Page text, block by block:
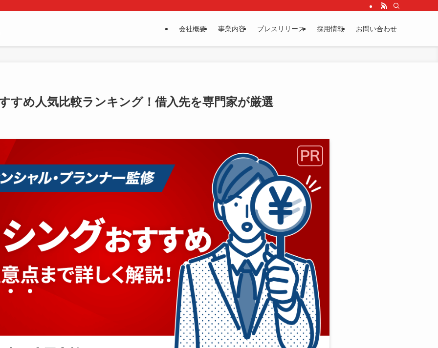
会社概要 事業内容 プレスリリース 採用情報 お問い合わせ
すめ人気比較ランキング！借入先を専門家が厳選